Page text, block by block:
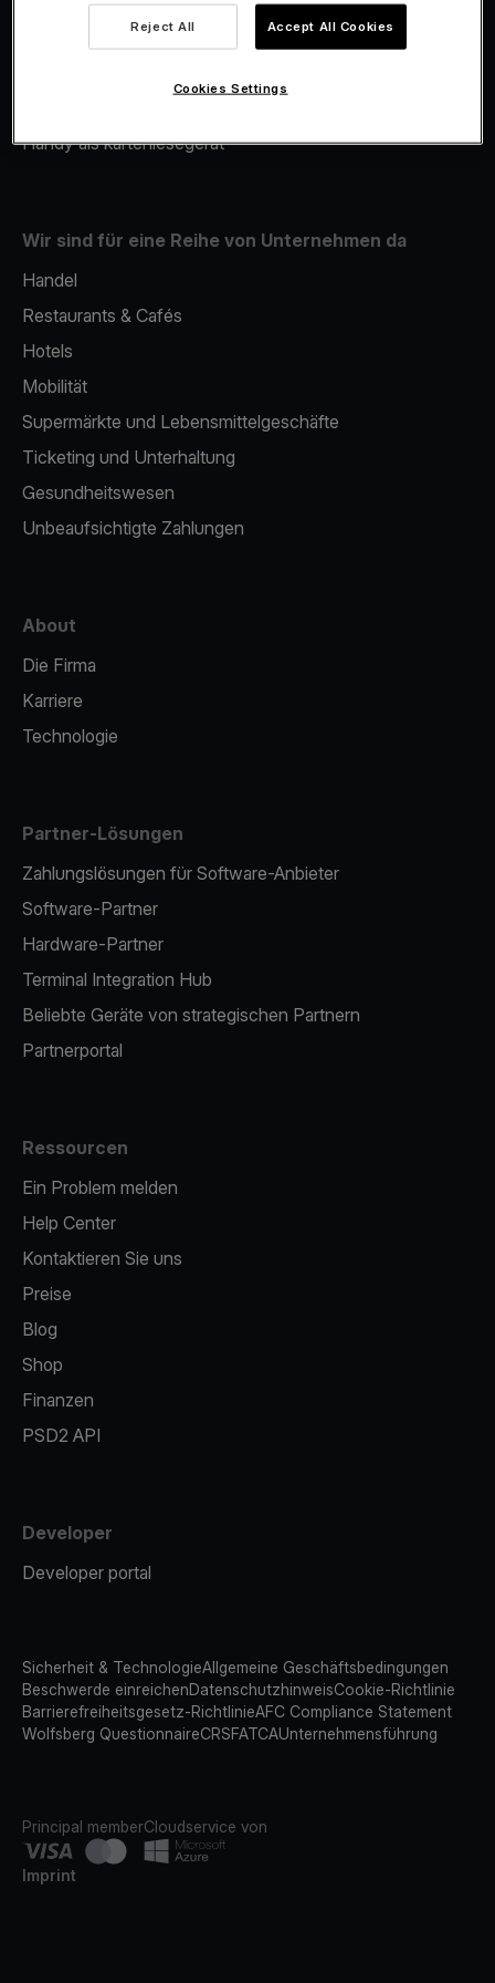
Merchant Advance
Handy als kartenlesegerät
Wir sind für eine Reihe von Unternehmen da
Handel
Restaurants & Cafés
Hotels
Mobilität
Supermärkte und Lebensmittelgeschäfte
Ticketing und Unterhaltung
Gesundheitswesen
Unbeaufsichtigte Zahlungen
About
Die Firma
Karriere
Technologie
Partner-Lösungen
Zahlungslösungen für Software-Anbieter
Software-Partner
Hardware-Partner
Terminal Integration Hub
Beliebte Geräte von strategischen Partnern
Partnerportal
Ressourcen
Ein Problem melden
Help Center
Kontaktieren Sie uns
Preise
Blog
Shop
Finanzen
PSD2 API
Developer
Developer portal
Sicherheit & TechnologieAllgemeine Geschäftsbedingungen
Beschwerde einreichenDatenschutzhinweisCookie-Richtlinie
Barrierefreiheitsgesetz-RichtlinieAFC Compliance Statement
Wolfsberg QuestionnaireCRSFATCAUnternehmensführung
Principal memberCloudservice von
Imprint
Reject All Accept All Cookies
Cookies Settings